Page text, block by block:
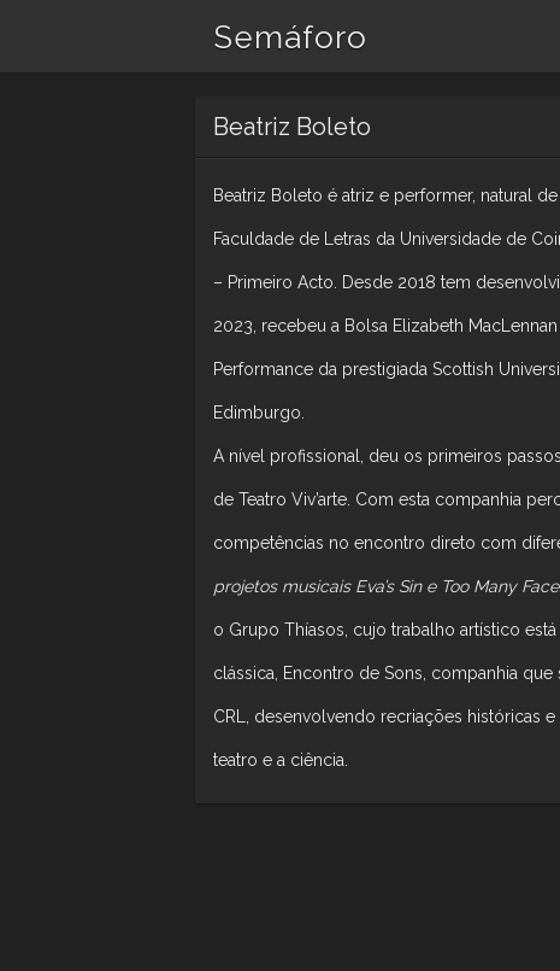
Semáforo
Beatriz Boleto
Beatriz Boleto é atriz e performer, natural
Faculdade de Letras da Universidade de
– Primeiro Acto. Desde 2018 tem
2023, recebeu a Bolsa Elizabeth
Performance da prestigiada Scottish
Edimburgo.
A nível profissional, deu os primeiros
de Teatro Viv’arte. Com esta companhia
competências no encontro direto com
projetos musicais Eva’s Sin e Too Many
o Grupo Thíasos, cujo trabalho artístico
clássica, Encontro de Sons, companhia
CRL, desenvolvendo recriações históricas
teatro e a ciência.